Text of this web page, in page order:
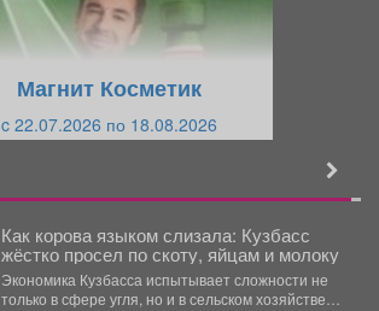
Магнит Косметик
c 22.07.2026 по 18.08.2026
Как корова языком слизала: Кузбасс
жёстко просел по скоту, яйцам и молоку
Экономика Кузбасса испытывает сложности не
только в сфере угля, но и в сельском хозяйстве: